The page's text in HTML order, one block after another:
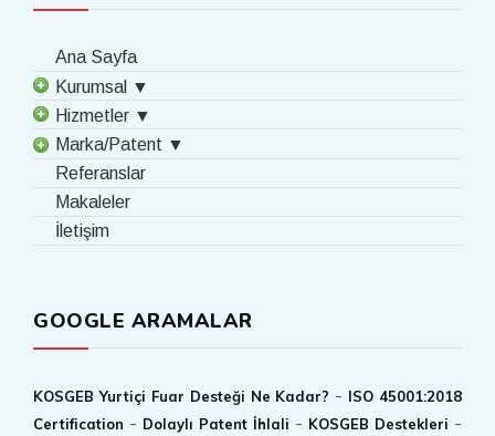
Ana Sayfa
Kurumsal ▼
Hizmetler ▼
Marka/Patent ▼
Referanslar
Makaleler
İletişim
GOOGLE ARAMALAR
KOSGEB Yurtiçi Fuar Desteği Ne Kadar? - ISO 45001:2018
Certification - Dolaylı Patent İhlali - KOSGEB Destekleri -